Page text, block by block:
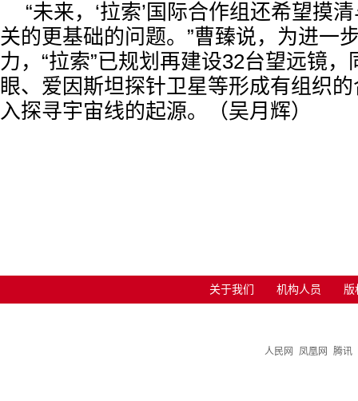
“未来，‘拉索’国际合作组还希望摸
关的更基础的问题。”曹臻说，为进一
力，“拉索”已规划再建设32台望远镜
眼、爱因斯坦探针卫星等形成有组织
入探寻宇宙线的起源。（吴月辉）
关于我们 机构人员 版
人民网 凤凰网 腾讯